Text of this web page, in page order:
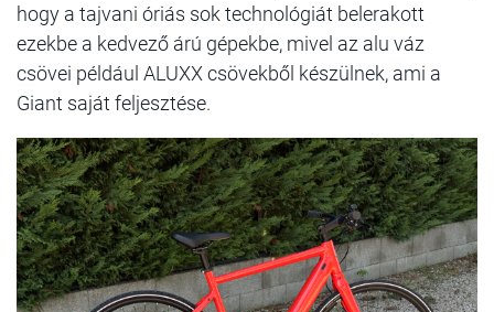
hogy a tajvani óriás sok technológiát belerakott
ezekbe a kedvező árú gépekbe, mivel az alu váz
csövei például ALUXX csövekből készülnek, ami a
Giant saját feljesztése.